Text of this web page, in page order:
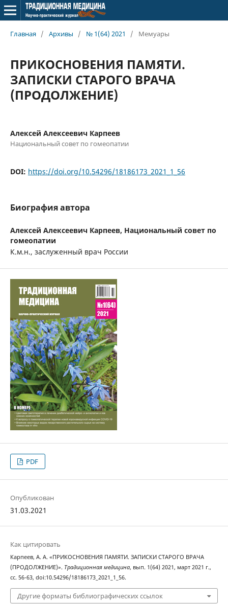
Главная / Архивы / № 1(64) 2021 / Мемуары
ПРИКОСНОВЕНИЯ ПАМЯТИ.
ЗАПИСКИ СТАРОГО ВРАЧА
(ПРОДОЛЖЕНИЕ)
Алексей Алексеевич Карпеев
Национальный совет по гомеопатии
DOI: https://doi.org/10.54296/18186173_2021_1_56
Биография автора
Алексей Алексеевич Карпеев, Национальный совет по
гомеопатии
К.м.н., заслуженный врач России
PDF
Опубликован
31.03.2021
Как цитировать
Карпеев, А. А. «ПРИКОСНОВЕНИЯ ПАМЯТИ. ЗАПИСКИ СТАРОГО ВРАЧА
(ПРОДОЛЖЕНИЕ)». Традиционная медицина, вып. 1(64) 2021, март 2021 г.,
сс. 56-63, doi:10.54296/18186173_2021_1_56.
Другие форматы библиографических ссылок